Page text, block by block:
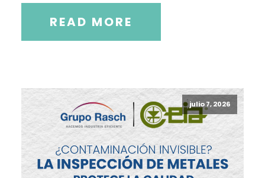
READ MORE
julio 7, 2026